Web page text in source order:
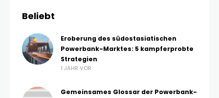
Beliebt
Eroberung des südostasiatischen
Powerbank-Marktes: 5 kampferprobte
Strategien
1 JAHR VOR
Gemeinsames Glossar der Powerbank-